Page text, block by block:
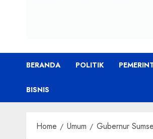
BERANDA POLITIK
BISNIS
Home Umum Gubernur